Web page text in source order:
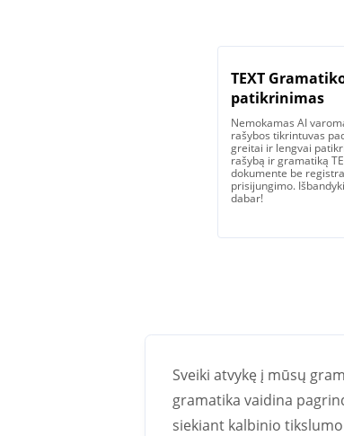
TEXT
patikrinimas
Nemokamas AI
rašybos tikrintuvas
greitai ir lengvai
rašybą ir gramatiką
dokumente be
prisijungimo.
dabar!
Sveiki atvykę į mūsų
gramatika vaidina
siekiant kalbinio